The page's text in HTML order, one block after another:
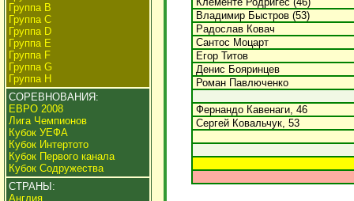
Группа В
Группа C
Группа D
Группа E
Группа F
Группа G
Группа H
СОРЕВНОВАНИЯ:
ЕВРО 2008
Лига Чемпионов
Кубок УЕФА
Кубок Интертото
Кубок Первого канала
Кубок Содружества
СТРАНЫ:
Англия
Владимир Быстров (53)
Радослав Ковач
Сантос Моцарт
Егор Титов
Денис Бояринцев
Роман Павлюченко
Фернандо Кавенаги, 46
Сергей Ковальчук, 53